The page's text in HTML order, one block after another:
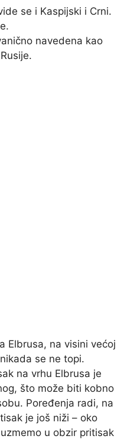
se i Kaspijski i Crni.
navedena kao
Elbrusa, na visini većoj
se ne topi.
na vrhu Elbrusa je
što može biti kobno
Poređenja radi, na
je još niži – oko
u obzir pritisak